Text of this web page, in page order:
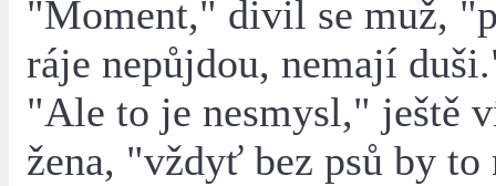
"Moment," divil se muž,
ráje nepůjdou, nemají
"Ale to je nesmysl," ještě
žena, "vždyť bez psů by